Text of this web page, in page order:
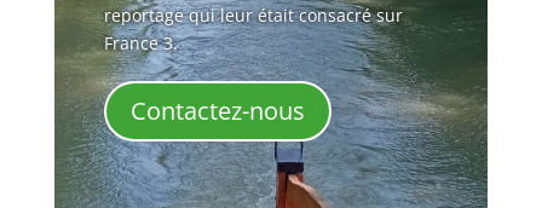
reportage qui leur était consacré sur
France 3.
Contactez-nous